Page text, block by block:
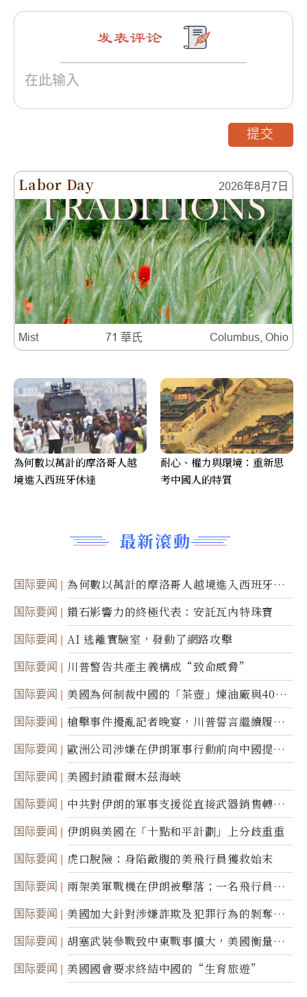
Labor Day 2026年8月7日
Mist 71 華氏 Columbus, Ohio
最新滾動
国际要闻
為何數以萬計的摩洛哥人越境進入西班牙休
達
国际要闻 鑽石影響力的終極代表：安託瓦內特珠寶
国际要闻 AI 逃離實驗室，發動了網路攻擊
国际要闻 川普警告共產主義構成“致命威脅”
国际要闻
美國為何制裁中國的「茶壺」煉油廠與40家
航運公司
国际要闻
槍擊事件擾亂記者晚宴，川普誓言繼續履行
職責
国际要闻
歐洲公司涉嫌在伊朗軍事行動前向中國提供
美軍基地的衛星影像
国际要闻 美國封鎖霍爾木茲海峽
国际要闻
中共對伊朗的軍事支援從直接武器銷售轉向
間接技術轉讓
国际要闻 伊朗與美國在「十點和平計劃」上分歧重重
国际要闻 虎口脫險：身陷敵腹的美飛行員獲救始末
国际要闻
兩架美軍戰機在伊朗被擊落；一名飛行員失
蹤
国际要闻
美國加大針對涉嫌詐欺及犯罪行為的剝奪公
民權力度
国际要闻
胡塞武裝參戰致中東戰事擴大，美國衡量地
面入侵的可能性
国际要闻 美國國會要求終結中國的“生育旅遊”
发表评论
提交
為何數以萬計的摩洛哥人越
境進入西班牙休達
耐心、權力與環境：重新思
考中國人的特質